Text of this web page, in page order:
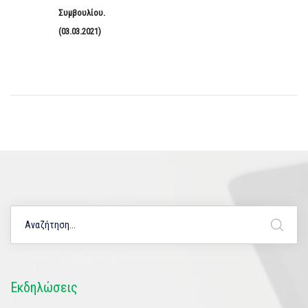
Συμβουλίου.
(03.03.2021)
Εκδηλώσεις